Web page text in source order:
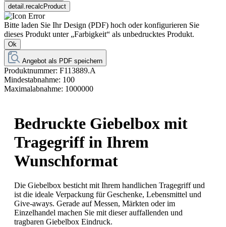
detail.recalcProduct
Bitte laden Sie Ihr Design (PDF) hoch oder konfigurieren Sie
dieses Produkt unter „Farbigkeit“ als unbedrucktes Produkt.
Ok
Angebot als PDF speichern
Produktnummer: F113889.A
Mindestabnahme: 100
Maximalabnahme: 1000000
Bedruckte Giebelbox mit
Tragegriff in Ihrem
Wunschformat
Die Giebelbox besticht mit Ihrem handlichen Tragegriff und
ist die ideale Verpackung für Geschenke, Lebensmittel und
Give-aways. Gerade auf Messen, Märkten oder im
Einzelhandel machen Sie mit dieser auffallenden und
tragbaren Giebelbox Eindruck.